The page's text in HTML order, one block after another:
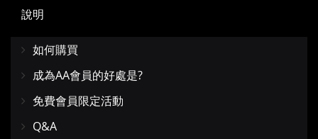
說明
如何購買
成為AA會員的好處是?
免費會員限定活動
Q&A